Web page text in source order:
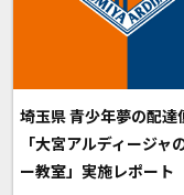
埼玉県 青少年夢の配達
「大宮アルディージャ
ー教室」実施レポート